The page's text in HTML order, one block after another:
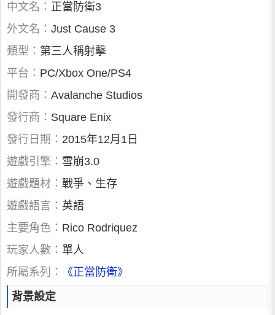
中文名： 正當防衛3
外文名： Just Cause 3
類型： 第三人稱射擊
平台： PC/Xbox One/PS4
開發商： Avalanche Studios
發行商： Square Enix
發行日期： 2015年12月1日
遊戲引擎： 雪崩3.0
遊戲題材： 戰爭、生存
遊戲語言： 英語
主要角色： Rico Rodriquez
玩家人數： 單人
所屬系列：
《正當防衛》
背景設定